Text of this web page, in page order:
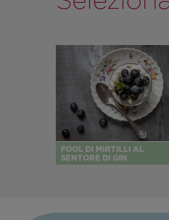
FOOL DI MIRTILLI AL
SENTORE DI GIN